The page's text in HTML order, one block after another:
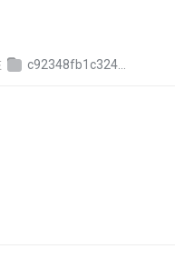
c92348fb1c324c4ee7772b12170275df3